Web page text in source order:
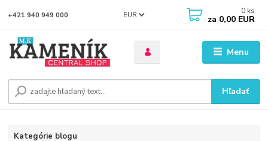
Menu
EUR
Hľadať
+421 940 949 000 0 ks
za 0,00 EUR
Kategórie blogu